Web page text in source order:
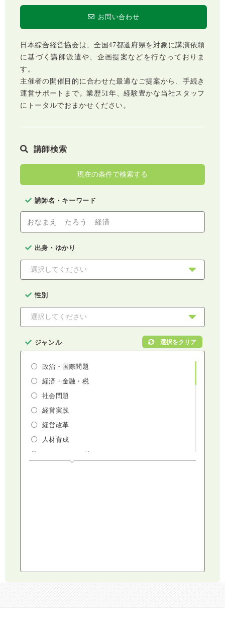
お問い合わせ
日本綜合経営協会は、全国47都道府県を対象に講演依頼
に基づく講師派遣や、企画提案などを行なっておりま
す。
主催者の開催目的に合わせた最適なご提案から、手続き
運営サポートまで。業歴51年、経験豊かな当社スタッフ
にトータルでおまかせください。
講師検索
現在の条件で検索する
講師名・キーワード
出身・ゆかり
性別
ジャンル
政治・国際問題
経済・金融・税
社会問題
経営実践
経営改革
人材育成
マーケティング
コミュニケーション・話し方